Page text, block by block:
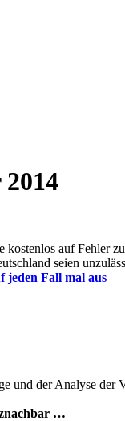
auf Fehler
seien
jeden Fall mal aus
der Analyse der
…